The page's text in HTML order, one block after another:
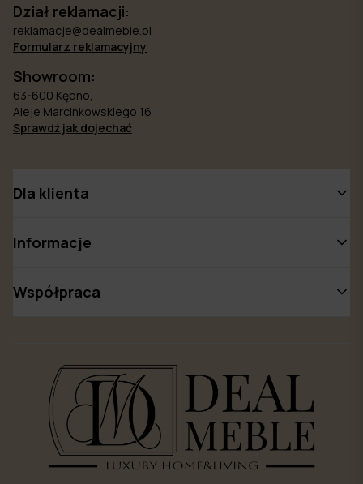
Dział reklamacji:
reklamacje@dealmeble.pl
Formularz reklamacyjny
Showroom:
63-600 Kępno,
Aleje Marcinkowskiego 16
Sprawdź jak dojechać
Dla klienta
Informacje
Współpraca